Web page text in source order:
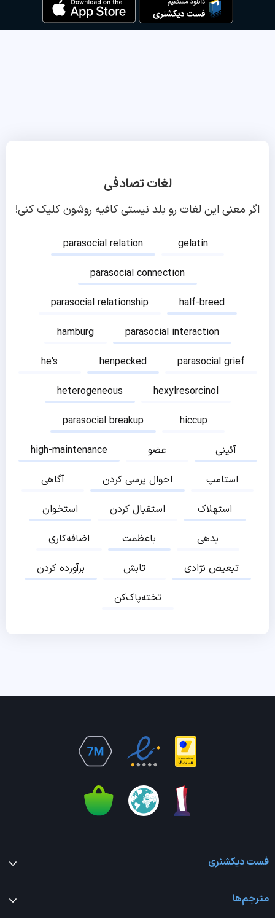
لغات تصادفی
اگر معنی این لغات رو بلد نیستی کافیه روشون کلیک کنی!
parasocial relation
gelatin
parasocial connection
parasocial relationship
half-breed
hamburg
parasocial interaction
he's
henpecked
parasocial grief
heterogeneous
hexylresorcinol
parasocial breakup
hiccup
high-maintenance
عضو
آئینی
آگاهی
احوال پرسی کردن
استامپ
استخوان
استقبال کردن
استهلاک
اضافه‌کاری
باعظمت
بدهی
برآورده کردن
تابش
تبعیض نژادی
تخته‌پاک‌کن
فست دیکشنری
مترجم‌ها